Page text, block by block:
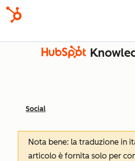
Social
Nota bene: la traduzione in
articolo è fornita solo per